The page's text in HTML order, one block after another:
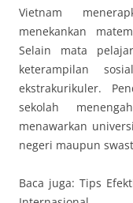
Vietnam
menekankan
Selain mata
keterampilan
ekstrakurikuler.
sekolah
menawarkan
negeri maupun
Baca juga: Tips